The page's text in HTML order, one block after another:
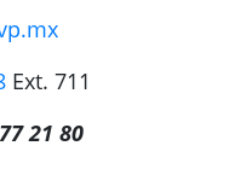
Ext. 711
21 80